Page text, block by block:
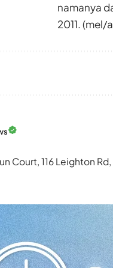
namanya
2011.
Court, 116 Leighton